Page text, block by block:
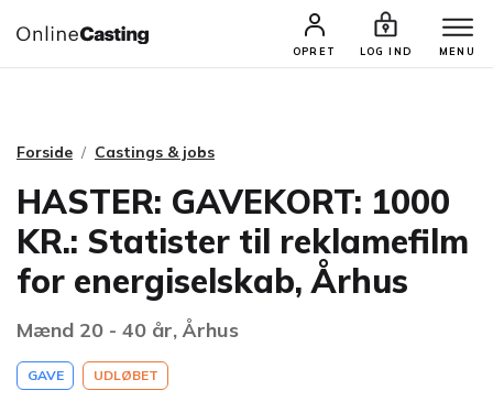
OPRET LOG IND MENU
CASTINGS & JOBS SØG PROFIL
Forside Castings & jobs
HASTER: GAVEKORT: 1000
KR.: Statister til reklamefilm
for energiselskab, Århus
Mænd 20 - 40 år, Århus
GAVE UDLØBET